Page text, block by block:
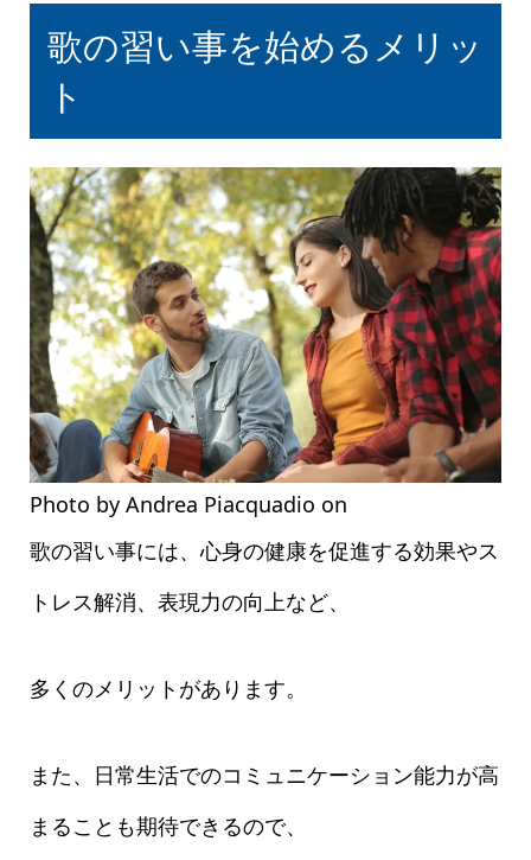
歌の習い事を始めるメリッ
ト
Photo by Andrea Piacquadio on
歌の習い事には、心身の健康を促進する効果やス
トレス解消、表現力の向上など、
多くのメリットがあります。
また、日常生活でのコミュニケーション能力が高
まることも期待できるので、